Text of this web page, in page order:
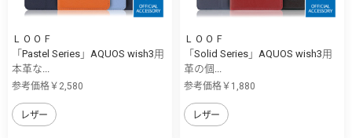
ＬＯＯＦ
「Pastel Series」AQUOS wish3用
本革な...
参考価格￥2,580
レザー
ＬＯＯＦ
「Solid Series」AQUOS wish3用
革の個...
参考価格￥1,880
レザー